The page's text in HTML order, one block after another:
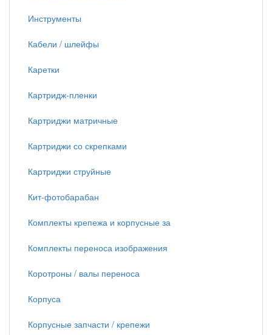
Инструменты
Кабели / шлейфы
Каретки
Картридж-пленки
Картриджи матричные
Картриджи со скрепками
Картриджи струйные
Кит-фотобарабан
Комплекты крепежа и корпусные за
Комплекты переноса изображения
Коротроны / валы переноса
Корпуса
Корпусные запчасти / крепежи